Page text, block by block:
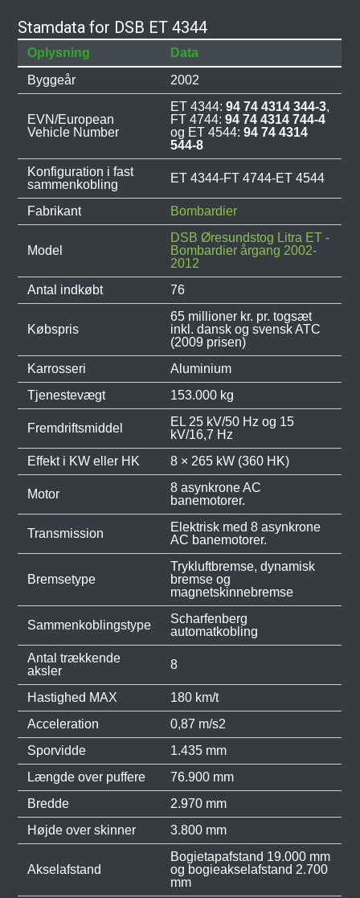
Stamdata for DSB ET 4344
Oplysning
Data
Byggeår
2002
EVN/European
Vehicle Number
ET 4344:94 74 4314 344-3,
FT 4744:94 74 4314 744-4
og ET 4544:94 74 4314
544-8
Konfiguration i fast
sammenkobling
ET 4344-FT 4744-ET 4544
Fabrikant Bombardier
Model
DSB Øresundstog Litra ET -
Bombardier årgang 2002-
2012
Antal indkøbt
76
Købspris
65 millioner kr. pr. togsæt
inkl. dansk og svensk ATC
(2009 prisen)
Karrosseri
Aluminium
Tjenestevægt
153.000 kg
Fremdriftsmiddel
EL 25 kV/50 Hz og 15
kV/16,7 Hz
Effekt i KW eller HK
8 × 265 kW (360 HK)
Motor
8 asynkrone AC
banemotorer.
Transmission
Elektrisk med 8 asynkrone
AC banemotorer.
Bremsetype
Trykluftbremse, dynamisk
bremse og
magnetskinnebremse
Sammenkoblingstype
Scharfenberg
automatkobling
Antal trækkende
aksler
8
Hastighed MAX
180 km/t
Acceleration
0,87 m/s2
Sporvidde
1.435 mm
Længde over puffere
76.900 mm
Bredde
2.970 mm
Højde over skinner
3.800 mm
Akselafstand
Bogietapafstand 19.000 mm
og bogieakselafstand 2.700
mm